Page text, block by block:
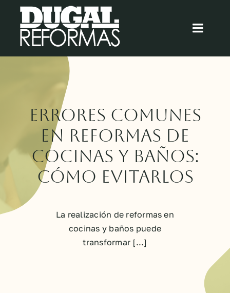
Saltar
contenido
Inicio
Quiénes somos
Baños
Errores Comunes
en Reformas de
Cocinas y Baños:
Cómo Evitarlos
La realización de reformas en
cocinas y baños puede
transformar [...]